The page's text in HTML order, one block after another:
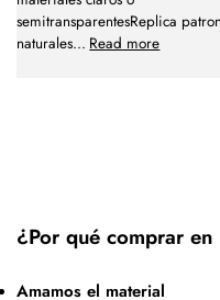
semitransparentesReplica
naturales... Read more
¿Por qué comprar en
Amamos el material